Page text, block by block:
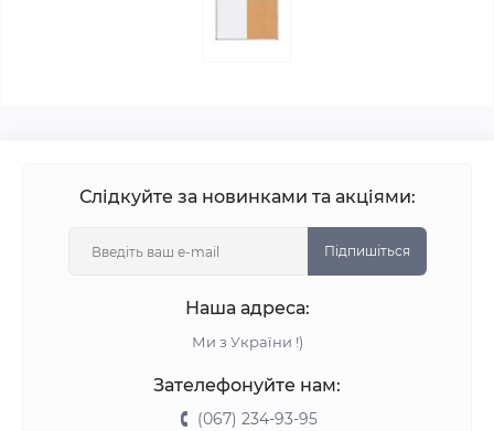
Слідкуйте за новинками та акціями:
Підпишіться
Наша адреса:
Ми з України !)
Зателефонуйте нам:
(067) 234-93-95